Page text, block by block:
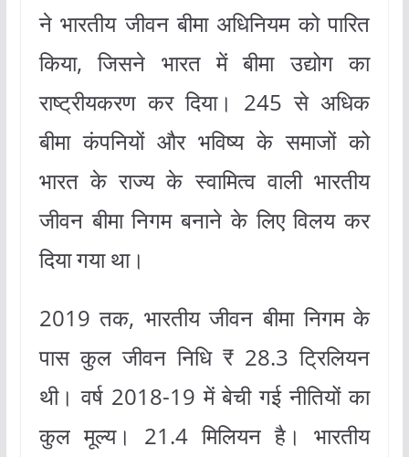
ने भारतीय जीवन बीमा अधिनियम को पारित
किया, जिसने भारत में बीमा उद्योग का
राष्ट्रीयकरण कर दिया। 245 से अधिक
बीमा कंपनियों और भविष्य के समाजों को
भारत के राज्य के स्वामित्व वाली भारतीय
जीवन बीमा निगम बनाने के लिए विलय कर
दिया गया था।
2019 तक, भारतीय जीवन बीमा निगम के
पास कुल जीवन निधि ₹ 28.3 ट्रिलियन
थी। वर्ष 2018-19 में बेची गई नीतियों का
कुल मूल्य। 21.4 मिलियन है। भारतीय